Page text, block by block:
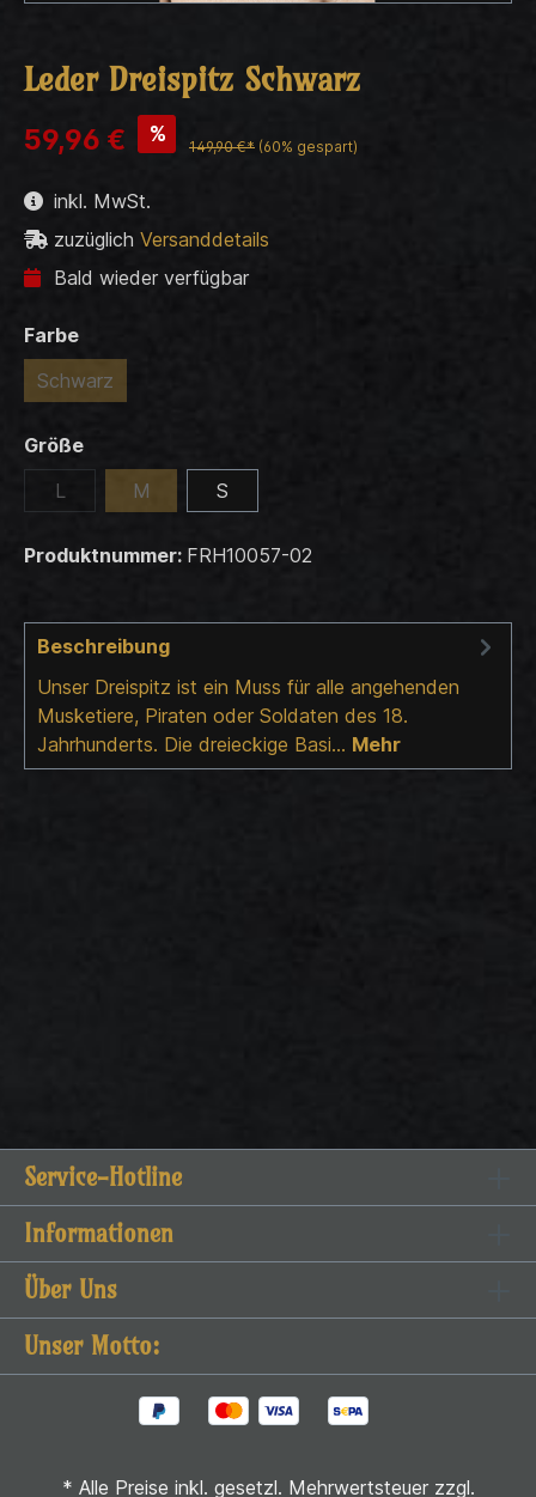
Leder Dreispitz Schwarz
59,96 € %
149,90 €* (60% gespart)
inkl. MwSt.
zuzüglich Versanddetails
Bald wieder verfügbar
Farbe
Schwarz
Größe
L
M S
Produktnummer: FRH10057-02
Beschreibung
Unser Dreispitz ist ein Muss für alle angehenden
Musketiere, Piraten oder Soldaten des 18.
Jahrhunderts. Die dreieckige Basi… Mehr
Service-Hotline
Informationen
Über Uns
Unser Motto:
* Alle Preise inkl. gesetzl. Mehrwertsteuer zzgl.